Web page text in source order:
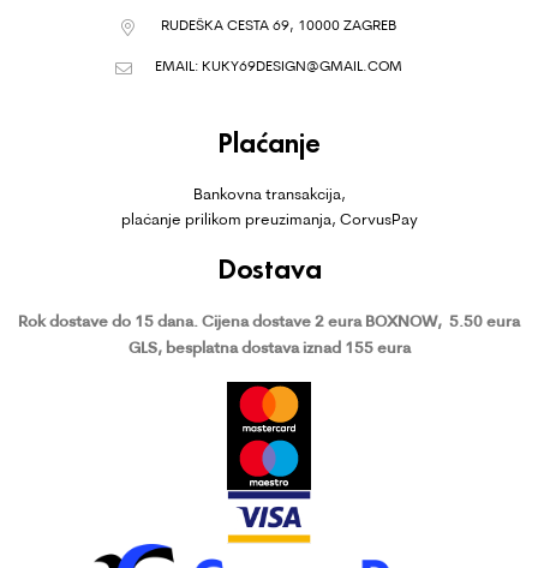
RUDEŠKA CESTA 69, 10000 ZAGREB
EMAIL: KUKY69DESIGN@GMAIL.COM
Plaćanje
Bankovna transakcija,
plaćanje prilikom preuzimanja, CorvusPay
Dostava
Rok dostave do 15 dana. Cijena dostave 2 eura BOXNOW, 5.50 eura
GLS, besplatna dostava iznad 155 eura